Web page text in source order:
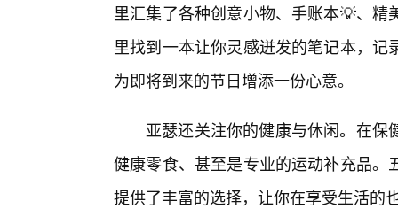
里汇集了各种创意小物、手账本💡、
里找到一本让你灵感迸发的笔记本，
为即将到来的节日增添一份心意。
亚瑟还关注你的健康与休闲。在
健康零食、甚至是专业的运动补充品
提供了丰富的选择，让你在享受生活的